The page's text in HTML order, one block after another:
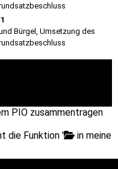
Bürgel, Umsetzung des
PIO zusammentragen
die Funktion '
in meine